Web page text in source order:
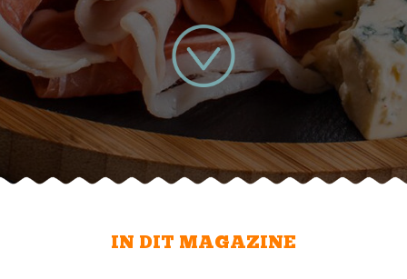
IN DIT MAGAZINE